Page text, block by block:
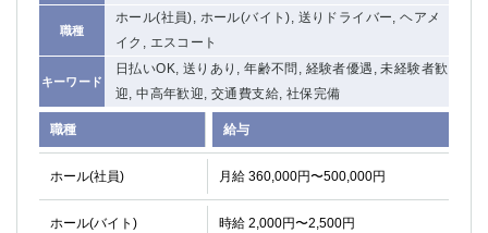
職種
ホール(社員), ホール(バイト), 送りドライバー, ヘアメ
イク, エスコート
キーワード
日払いOK, 送りあり, 年齢不問, 経験者優遇, 未経験者歓
迎, 中高年歓迎, 交通費支給, 社保完備
職種 給与
ホール(社員) 月給 360,000円〜500,000円
ホール(バイト) 時給 2,000円〜2,500円